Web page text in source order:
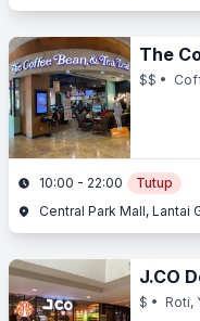
The
$$ •
10:00 - 22:00
Tutup
J.CO
$ • Roti,